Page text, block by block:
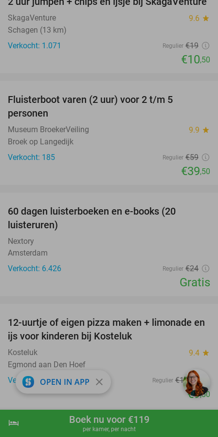
shopping_cart Boek nu
hotel Boek nu voor €119
per kamer, per nacht
45%
SkagaVenture 9.6 star
Schagen (13 km)
Verkocht: 1.071
Regulier €19
€10,50
Fluisterboot varen (2 uur) voor 2 t/m 5
personen
Museum BroekerVeiling 9.9 star
Broek op Langedijk
Verkocht: 185
Regulier €59
€39,50
60 dagen luisterboeken en e-books (20
luisteruren)
Nextory
Amsterdam
Verkocht: 6.426
Regulier €24
Gratis
52%
12-uurtje of eigen pizza maken + limonade en
ijs voor kinderen bij Kosteluk
Kosteluk 9.4 star
Egmond aan Den Hoef
Verkocht: 536
Regulier €19,75
€9,50
favorite_border
Teken- of schilderworkshop naar keuze (2 uur)
OPEN IN APP close